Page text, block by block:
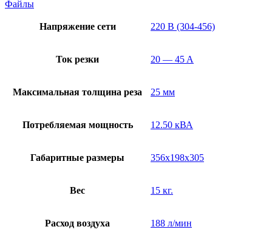
Файлы
Напряжение сети 220 В (304-456)
Ток резки 20 — 45 A
Максимальная толщина реза 25 мм
Потребляемая мощность 12.50 кВА
Габаритные размеры 356x198x305
Вес 15 кг.
Расход воздуха 188 л/мин